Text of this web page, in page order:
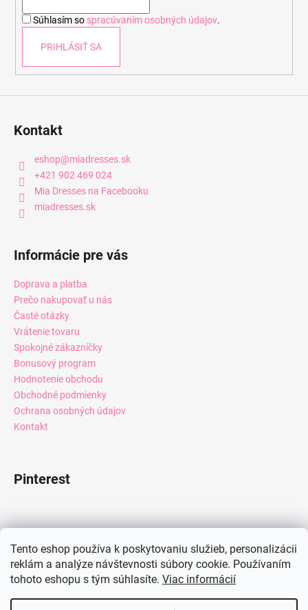
Tento eshop používa k poskytovaniu služieb, personalizácii
reklám a analýze návštevnosti súbory cookie. Používaním
tohoto eshopu s tým súhlasíte. Viac informácií
Súhlasím so spracúvaním osobných údajov.
PRIHLÁSIŤ SA
Kontakt
eshop@miadresses.sk
+421 902 469 024
Mia Dresses na Facebooku
miadresses.sk
Informácie pre vás
Doprava a platba
Prečo nakupovať u nás
Časté otázky
Vrátenie tovaru
Spokojné zákazníčky
Bonusový program
Hodnotenie obchodu
Obchodné podmienky
Ochrana osobných údajov
Kontakt
Pinterest
Instagram